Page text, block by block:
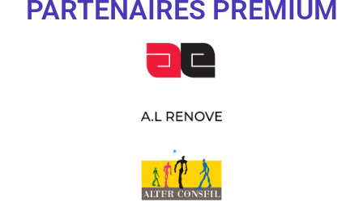
PARTENAIRES PREMIUM